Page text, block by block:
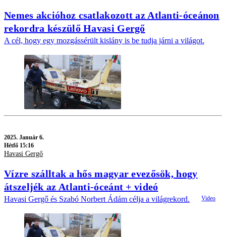
Nemes akcióhoz csatlakozott az Atlanti-óceánon
rekordra készülő Havasi Gergő
A cél, hogy egy mozgássérült kislány is be tudja járni a világot.
2025. Január 6.
Hétfő 15:16
Havasi Gergő
Vízre szálltak a hős magyar evezősök, hogy
átszeljék az Atlanti-óceánt + videó
Havasi Gergő és Szabó Norbert Ádám célja a világrekord.